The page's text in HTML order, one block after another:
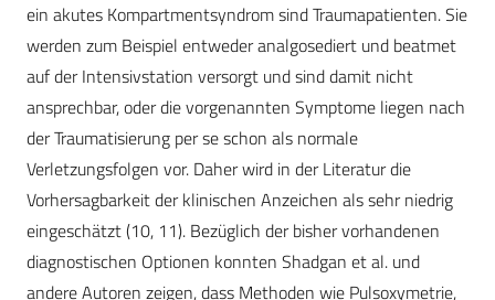
ein akutes Kompartmentsyndrom sind Traumapatienten. Sie
werden zum Beispiel entweder analgosediert und beatmet
auf der Intensivstation versorgt und sind damit nicht
ansprechbar, oder die vorgenannten Symptome liegen nach
der Traumatisierung per se schon als normale
Verletzungsfolgen vor. Daher wird in der Literatur die
Vorhersagbarkeit der klinischen Anzeichen als sehr niedrig
eingeschätzt (10, 11). Bezüglich der bisher vorhandenen
diagnostischen Optionen konnten Shadgan et al. und
andere Autoren zeigen, dass Methoden wie Pulsoxymetrie,